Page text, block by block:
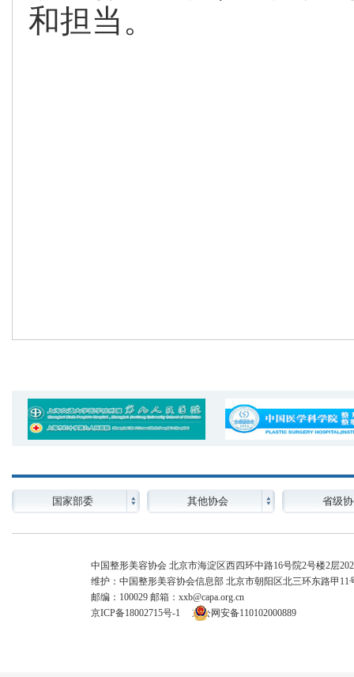
和担当。
国家部委 其他协会 省级
中国整形美容协会 北京市海淀区西四环中路16号院2号楼2层
维护：中国整形美容协会信息部 北京市朝阳区北三环东路甲11
邮编：100029 邮箱：xxb@capa.org.cn
京ICP备18002715号-1 京公网安备110102000889